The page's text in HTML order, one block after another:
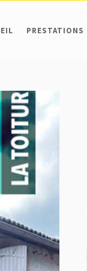
PRESTATIONS